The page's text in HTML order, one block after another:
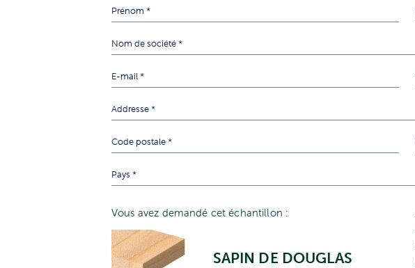
Vous avez demandé cet échantillon :
SAPIN DE DOUGLAS